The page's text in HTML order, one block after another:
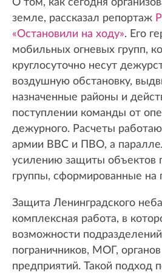
О том, как сегодня
земле, рассказал репортаж
«Остановили на ходу». Его
мобильных огневых групп,
круглосуточно несут
воздушную обстановку,
назначенные районы и
поступлении команды от
дежурного. Расчеты
армии ВВС и ПВО, а
усилению защиты объектов
группы, сформированные на
Защита Ленинградского
комплексная работа, в
возможности
пограничников, МОГ,
предприятий. Такой подход